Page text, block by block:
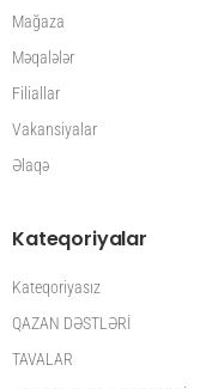
Mağaza
Məqalələr
Filiallar
Vakansiyalar
Əlaqə
Kateqoriyalar
Kateqoriyasız
QAZAN DƏSTLƏRİ
TAVALAR